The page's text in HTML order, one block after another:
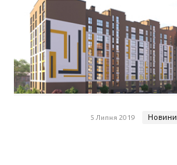
5 Липня 2019 Новини